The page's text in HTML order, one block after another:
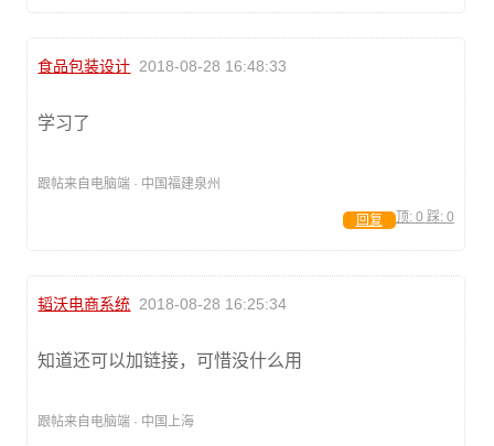
食品包装设计 2018-08-28 16:48:33
学习了
跟帖来自电脑端 · 中国福建泉州
顶: 0 踩: 0
回复
韬沃电商系统 2018-08-28 16:25:34
知道还可以加链接，可惜没什么用
跟帖来自电脑端 · 中国上海